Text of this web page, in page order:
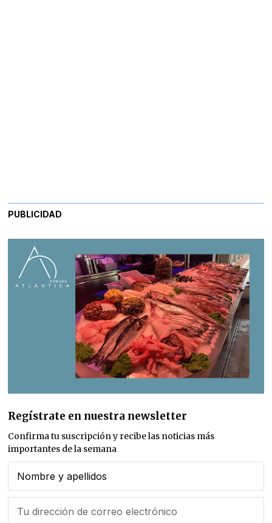
PUBLICIDAD
Regístrate en nuestra newsletter
Confirma tu suscripción y recibe las noticias más
importantes de la semana